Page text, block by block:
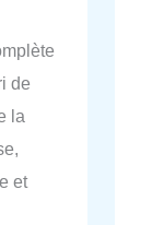
de
la
et